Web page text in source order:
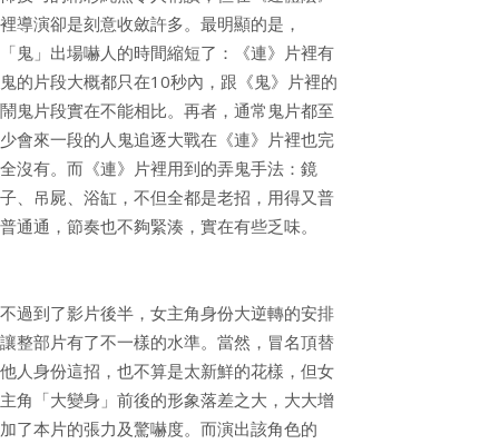
裡導演卻是刻意收斂許多。最明顯的是，
「鬼」出場嚇人的時間縮短了：《連》片裡有
鬼的片段大概都只在10秒內，跟《鬼》片裡的
鬧鬼片段實在不能相比。再者，通常鬼片都至
少會來一段的人鬼追逐大戰在《連》片裡也完
全沒有。而《連》片裡用到的弄鬼手法：鏡
子、吊屍、浴缸，不但全都是老招，用得又普
普通通，節奏也不夠緊湊，實在有些乏味。
不過到了影片後半，女主角身份大逆轉的安排
讓整部片有了不一樣的水準。當然，冒名頂替
他人身份這招，也不算是太新鮮的花樣，但女
主角「大變身」前後的形象落差之大，大大增
加了本片的張力及驚嚇度。而演出該角色的